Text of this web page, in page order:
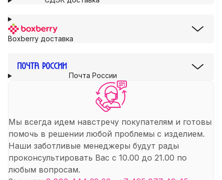
Boxberry доставка
Почта России
Мы всегда идем навстречу покупателям и готовы
помочь в решении любой проблемы с изделием.
Наши заботливые менеджеры будут рады
проконсультировать Вас с 10.00 до 21.00 по
любым вопросам.